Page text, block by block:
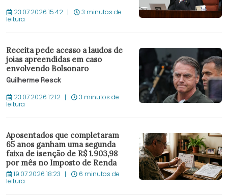
23.07.2026 15:42 3 minutos de
leitura
Receita pede acesso a laudos de
joias apreendidas em caso
envolvendo Bolsonaro
Guilherme Resck
23.07.2026 12:12 3 minutos de
leitura
Aposentados que completaram
65 anos ganham uma segunda
faixa de isenção de R$ 1.903,98
por mês no Imposto de Renda
19.07.2026 18:23 6 minutos de
leitura